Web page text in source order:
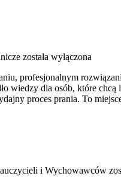
została wyłączona
profesjonalnym
wiedzy dla osób, które
proces prania. To
i Wychowawców